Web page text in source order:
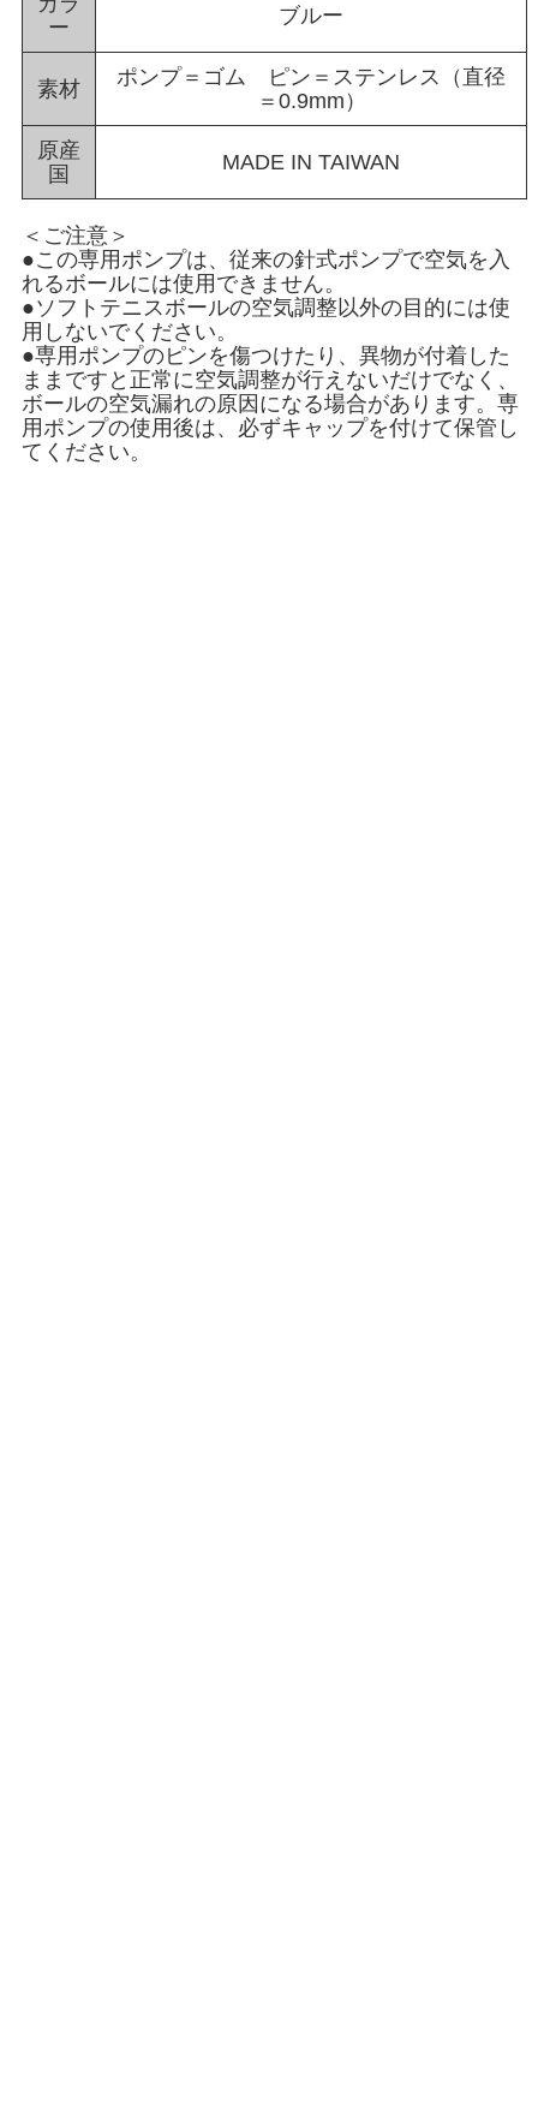
ー
ブルー
素材
ポンプ＝ゴム ピン＝ステンレス（直径
＝0.9mm）
原産
国
MADE IN TAIWAN
＜ご注意＞
●この専用ポンプは、従来の針式ポンプで空気を入
れるボールには使用できません。
●ソフトテニスボールの空気調整以外の目的には使
用しないでください。
●専用ポンプのピンを傷つけたり、異物が付着した
ままですと正常に空気調整が行えないだけでなく、
ボールの空気漏れの原因になる場合があります。専
用ポンプの使用後は、必ずキャップを付けて保管し
てください。